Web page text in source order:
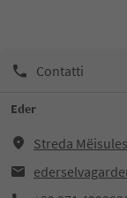
Contatti
Eder
Streda